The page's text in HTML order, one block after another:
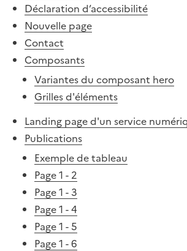
Déclaration d’accessibilité
Nouvelle page
Contact
Composants
Variantes du composant hero
Grilles d'éléments
Landing page d'un service
Publications
Exemple de tableau
Page 1 - 2
Page 1 - 3
Page 1 - 4
Page 1 - 5
Page 1 - 6